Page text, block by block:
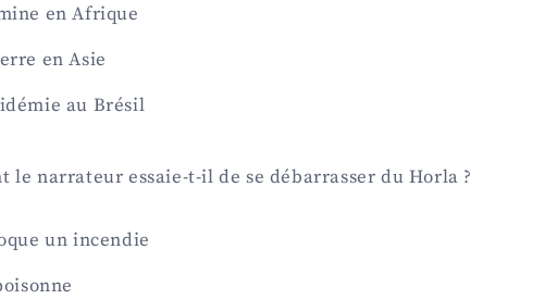
en Afrique
en Asie
au Brésil
le narrateur essaie-t-il de se débarrasser du Horla ?
un incendie